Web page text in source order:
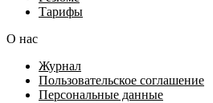
Тарифы
О нас
Журнал
Пользовательское соглашение
Персональные данные